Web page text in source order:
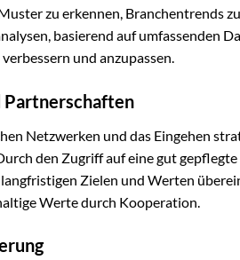
zu erkennen, Branchentrends
basierend auf umfassenden
und anzupassen.
Partnerschaften
Netzwerken und das Eingehen
den Zugriff auf eine gut
Zielen und Werten
Werte durch Kooperation.